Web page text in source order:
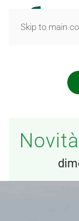
Skip to main